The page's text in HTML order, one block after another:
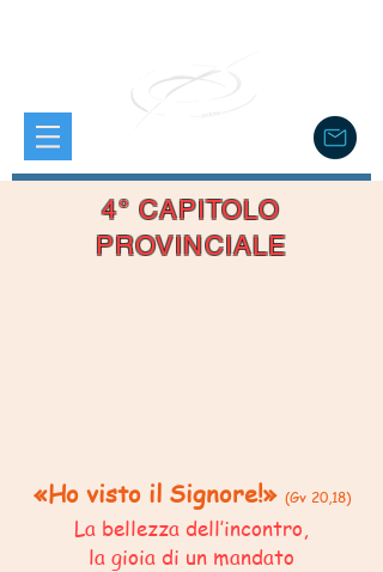
4° CAPITOLO
PROVINCIALE
«Ho visto il Signore!» (Gv 20,18)
La bellezza dell’incontro,
la gioia di un mandato